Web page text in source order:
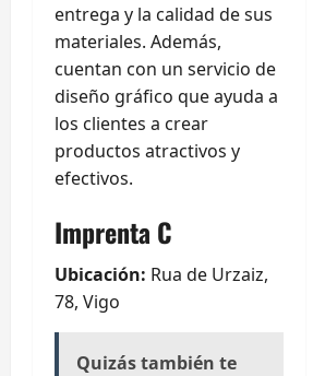
entrega y la calidad de sus
materiales. Además,
cuentan con un servicio de
diseño gráfico que ayuda a
los clientes a crear
productos atractivos y
efectivos.
Imprenta C
Ubicación: Rua de Urzaiz,
78, Vigo
Quizás también te